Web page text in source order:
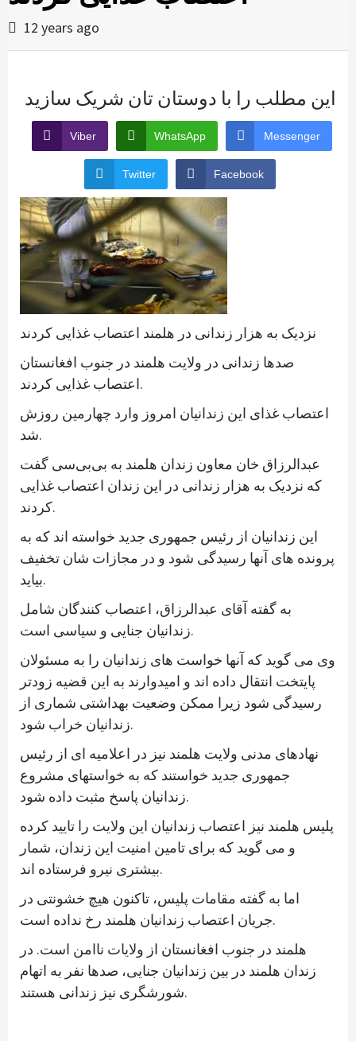
12 years ago
این مطلب را با دوستان تان شریک سازید
Viber WhatsApp Messenger
Twitter Facebook
نزدیک به هزار زندانی در هلمند اعتصاب غذایی کردند
صدها زندانی در ولایت هلمند در جنوب افغانستان
اعتصاب غذایی کردند.
اعتصاب غذای این زندانیان امروز وارد چهارمین روزش
شد.
عبدالرزاق خان معاون زندان هلمند به بی‌بی‌سی گفت
که نزدیک به هزار زندانی در این زندان اعتصاب غذایی
کردند.
این زندانیان از رئیس جمهوری جدید خواسته اند که به
پرونده های آنها رسیدگی شود و در مجازات شان تخفیف
بیاید.
به گفته آقای عبدالرزاق، اعتصاب کنندگان شامل
زندانیان جنایی و سیاسی است.
وی می گوید که آنها خواست های زندانیان را به مسئولان
پایتخت انتقال داده اند و امیدوارند به این قضیه زودتر
رسیدگی شود زیرا ممکن وضعیت بهداشتی شماری از
زندانیان خراب شود.
نهادهای مدنی ولایت هلمند نیز در اعلامیه ای از رئیس
جمهوری جدید خواستند که به خواستهای مشروع
زندانیان پاسخ مثبت داده شود.
پلیس هلمند نیز اعتصاب زندانیان این ولایت را تایید کرده
و می گوید که برای تامین امنیت این زندان، شمار
بیشتری نیرو فرستاده اند.
اما به گفته مقامات پلیس، تاکنون هیچ خشونتی در
جریان اعتصاب زندانیان هلمند رخ نداده است.
هلمند در جنوب افغانستان از ولایات ناامن است. در
زندان هلمند در بین زندانیان جنایی، صدها نفر به اتهام
شورشگری نیز زندانی هستند.